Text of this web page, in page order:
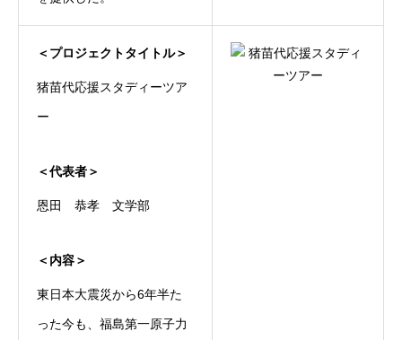
＜プロジェクトタイトル＞
猪苗代応援スタディーツア
ー
＜代表者＞
恩田 恭孝 文学部
＜内容＞
東日本大震災から6年半た
った今も、福島第一原子力